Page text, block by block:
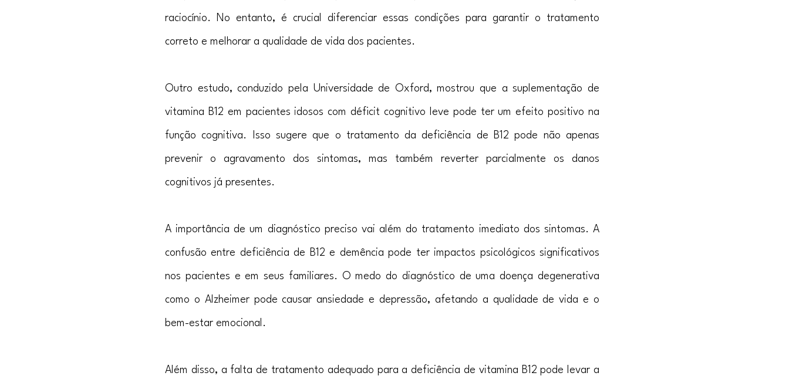
raciocínio. No entanto, é crucial diferenciar essas condições para garantir o tratamento
correto e melhorar a qualidade de vida dos pacientes.
Outro estudo, conduzido pela Universidade de Oxford, mostrou que a suplementação de
vitamina B12 em pacientes idosos com déficit cognitivo leve pode ter um efeito positivo na
função cognitiva. Isso sugere que o tratamento da deficiência de B12 pode não apenas
prevenir o agravamento dos sintomas, mas também reverter parcialmente os danos
cognitivos já presentes.
A importância de um diagnóstico preciso vai além do tratamento imediato dos sintomas. A
confusão entre deficiência de B12 e demência pode ter impactos psicológicos significativos
nos pacientes e em seus familiares. O medo do diagnóstico de uma doença degenerativa
como o Alzheimer pode causar ansiedade e depressão, afetando a qualidade de vida e o
bem-estar emocional.
Além disso, a falta de tratamento adequado para a deficiência de vitamina B12 pode levar a